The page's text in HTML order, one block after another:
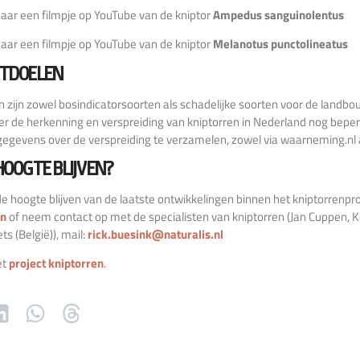
een filmpje op YouTube van de kniptorAmpedus sanguinolentus
een filmpje op YouTube van de kniptorMelanotus punctolineatus
zijn zowel bosindicatorsoorten als schadelijke soorten voor de
de herkenning en verspreiding van kniptorren in Nederland nog
over de verspreiding te verzamelen, zowel via
BLIJVEN?
hoogte blijven van de laatste ontwikkelingen binnen het
of neem contact op met de specialisten van kniptorren (Jan Cuppen,
(België)), mail:rick.buesink@naturalis.nl
project kniptorren.